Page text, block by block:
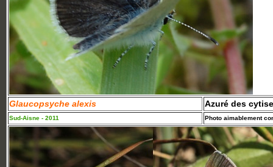
Glaucopsyche alexis Azuré des
Sud-Aisne - 2011 Photo aimablement